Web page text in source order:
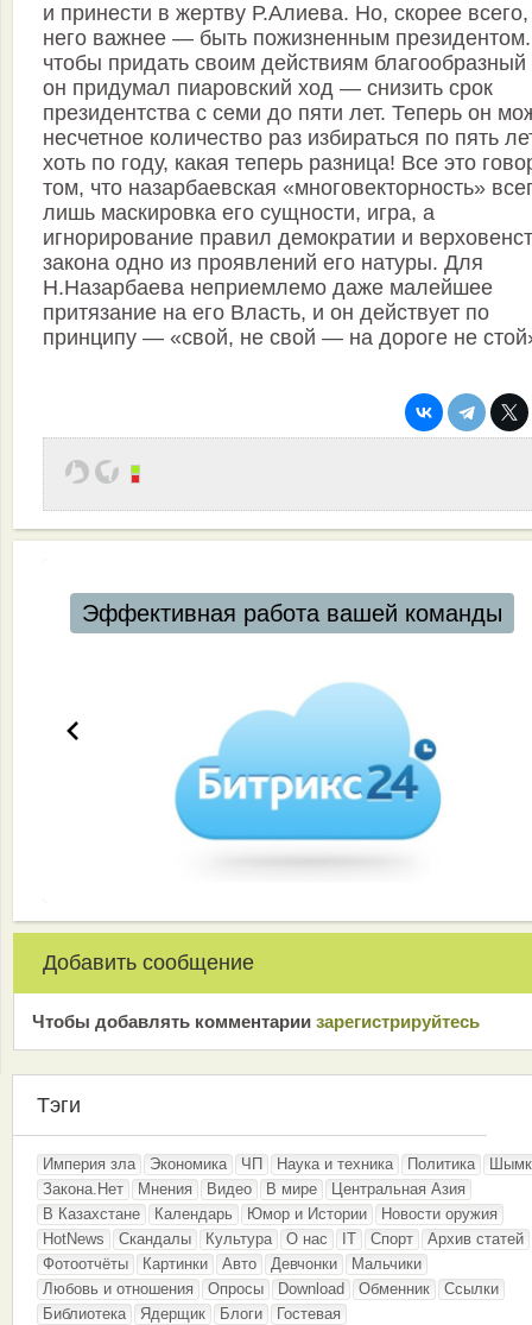
и принести в жертву Р.Алиева. Но, скорее
него важнее — быть пожизненным
чтобы придать своим действиям
он придумал пиаровский ход — снизить срок
президентства с семи до пяти лет. Теперь он
несчетное количество раз избираться по пять
хоть по году, какая теперь разница! Все это
том, что назарбаевская «многовекторность»
лишь маскировка его сущности, игра, а
игнорирование правил демократии и
закона одно из проявлений его натуры. Для
Н.Назарбаева неприемлемо даже малейшее
притязание на его Власть, и он действует по
принципу — «свой, не свой — на дороге не
Эффективная работа вашей команды
Добавить сообщение
Чтобы добавлять комментарии зарeгиcтрирyйтeсь
Тэги
Империя зла Экономика ЧП Наука и техника Политика
Закона.Нет
Мнения Видео В мире
Центральная Азия
В Казахстане
Календарь Юмор и Истории
Новости оружия
HotNews
Скандалы Культура О нас IT Спорт
Архив статей
Фотоотчёты
Картинки Авто Девчонки
Мальчики
Любовь и отношения
Опросы Download Обменник
Ссылки
Библиотека
Ядерщик Блоги Гостевая